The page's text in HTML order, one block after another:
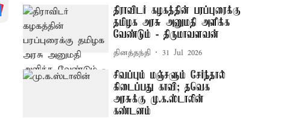
திராவிடர் கழகத்தின் பரப்புரைக்கு
தமிழக அரசு அனுமதி அளிக்க
வேண்டும் - திருமாவளவன்
தினத்தந்தி 31 Jul 2026
சிவப்பும் மஞ்சளும் சேர்ந்தால்
கிடைப்பது காவி; தவெக
அரசுக்கு மு.க.ஸ்டாலின்
கண்டனம்